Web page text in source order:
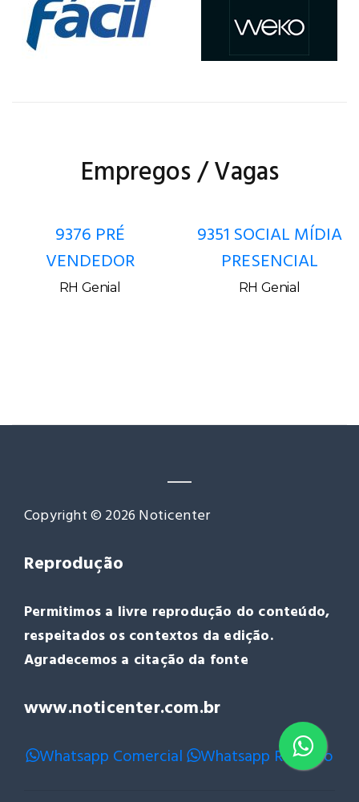
Empregos / Vagas
9376 PRÉ
VENDEDOR
RH Genial
9351 SOCIAL MÍDIA
PRESENCIAL
RH Genial
Copyright © 2026 Noticenter
Reprodução
Permitimos a livre reprodução do conteúdo,
respeitados os contextos da edição.
Agradecemos a citação da fonte
www.noticenter.com.br
Whatsapp Comercial Whatsapp Redação